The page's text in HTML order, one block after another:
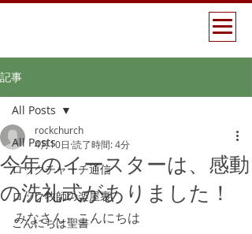
記事
All Posts
ロックチャーチ通信
ロック牧師の楽屋裏
こんにちは聖書
All Posts
今年のイースターは、感動
の洗礼式がありました！
rockchurch
4月10日 読了時間: 4分
みなさん　こんにちは